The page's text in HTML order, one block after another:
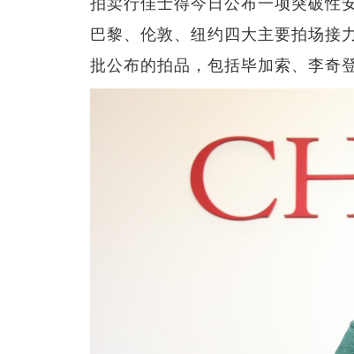
巴黎、伦敦、纽约四大主要拍场接
批公布的拍品，包括毕加索、李奇